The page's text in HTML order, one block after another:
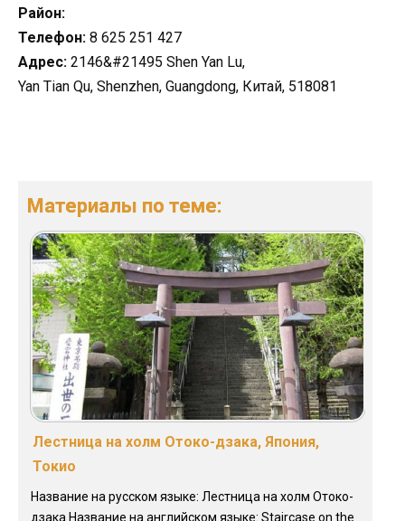
Район:
Телефон: 8 625 251 427
Адрес: 2146&#21495 Shen Yan Lu,
Yan Tian Qu, Shenzhen, Guangdong, Китай, 518081
Материалы по теме:
Лестница на холм Отоко-дзака, Япония,
Токио
Название на русском языке: Лестница на холм Отоко-
дзака Название на английском языке: Staircase on the